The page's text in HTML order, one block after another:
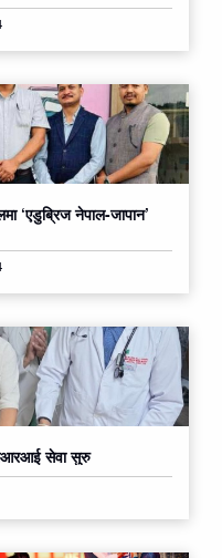
‘एडुब्रिज नेपाल-जापान’
सेवा सुरु